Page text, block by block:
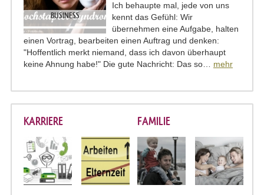
BUSINESS
Ich behaupte mal, jede von uns
kennt das Gefühl: Wir
übernehmen eine Aufgabe, halten
einen Vortrag, bearbeiten einen Auftrag und denken:
"Hoffentlich merkt niemand, dass ich davon überhaupt
keine Ahnung habe!" Die gute Nachricht: Das so… mehr
KARRIERE FAMILIE